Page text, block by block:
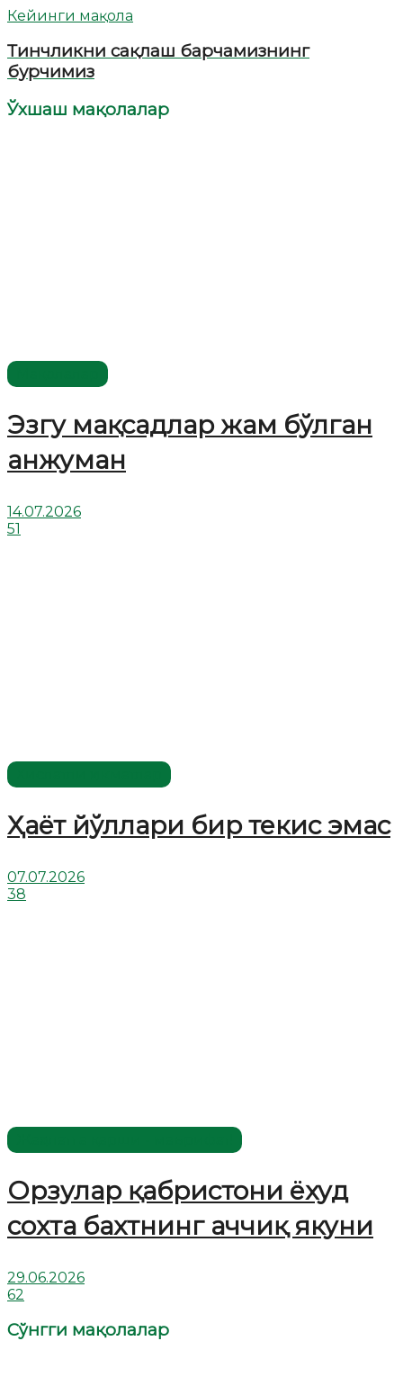
Кейинги мақола
Тинчликни сақлаш барчамизнинг
бурчимиз
Ўхшаш мақолалар
Эзгу мақсадлар жам бўлган
анжуман
14.07.2026
51
Ҳаёт йўллари бир текис эмас
07.07.2026
38
Орзулар қабристони ёхуд
сохта бахтнинг аччиқ якуни
29.06.2026
62
Сўнгги мақолалар